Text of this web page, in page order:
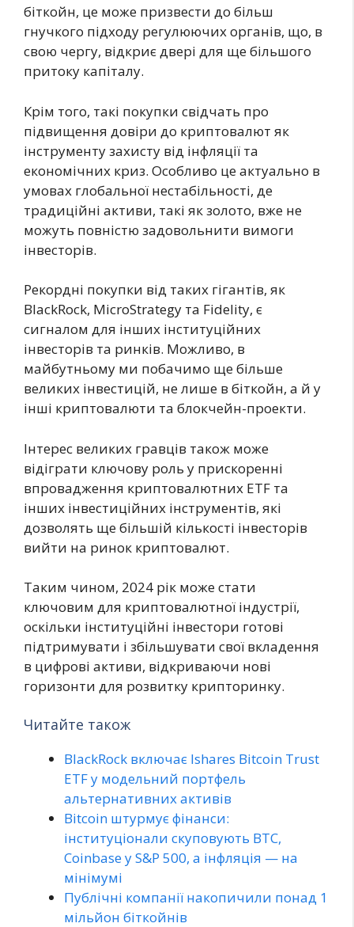
біткойн, це може призвести до більш
гнучкого підходу регулюючих органів, що, в
свою чергу, відкриє двері для ще більшого
притоку капіталу.
Крім того, такі покупки свідчать про
підвищення довіри до криптовалют як
інструменту захисту від інфляції та
економічних криз. Особливо це актуально в
умовах глобальної нестабільності, де
традиційні активи, такі як золото, вже не
можуть повністю задовольнити вимоги
інвесторів.
Рекордні покупки від таких гігантів, як
BlackRock, MicroStrategy та Fidelity, є
сигналом для інших інституційних
інвесторів та ринків. Можливо, в
майбутньому ми побачимо ще більше
великих інвестицій, не лише в біткойн, а й у
інші криптовалюти та блокчейн-проекти.
Інтерес великих гравців також може
відіграти ключову роль у прискоренні
впровадження криптовалютних ETF та
інших інвестиційних інструментів, які
дозволять ще більшій кількості інвесторів
вийти на ринок криптовалют.
Таким чином, 2024 рік може стати
ключовим для криптовалютної індустрії,
оскільки інституційні інвестори готові
підтримувати і збільшувати свої вкладення
в цифрові активи, відкриваючи нові
горизонти для розвитку крипторинку.
Читайте також
BlackRock включає Ishares Bitcoin Trust
ETF у модельний портфель
альтернативних активів
Bitcoin штурмує фінанси:
інституціонали скуповують BTC,
Coinbase у S&P 500, а інфляція — на
мінімумі
Публічні компанії накопичили понад 1
мільйон біткойнів